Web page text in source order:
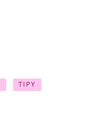
TIPY